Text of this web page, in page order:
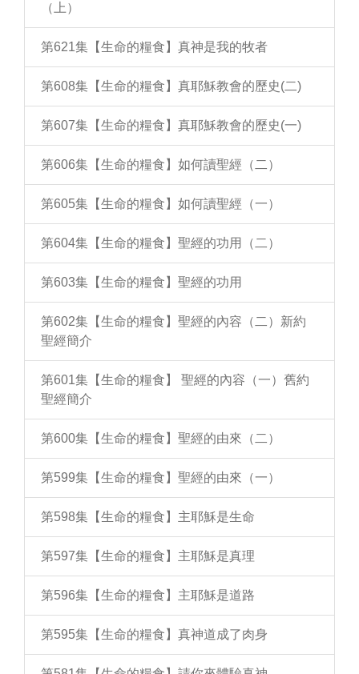
（上）
第621集【生命的糧食】真神是我的牧者
第608集【生命的糧食】真耶穌教會的歷史(二)
第607集【生命的糧食】真耶穌教會的歷史(一)
第606集【生命的糧食】如何讀聖經（二）
第605集【生命的糧食】如何讀聖經（一）
第604集【生命的糧食】聖經的功用（二）
第603集【生命的糧食】聖經的功用
第602集【生命的糧食】聖經的內容（二）新約
聖經簡介
第601集【生命的糧食】 聖經的內容（一）舊約
聖經簡介
第600集【生命的糧食】聖經的由來（二）
第599集【生命的糧食】聖經的由來（一）
第598集【生命的糧食】主耶穌是生命
第597集【生命的糧食】主耶穌是真理
第596集【生命的糧食】主耶穌是道路
第595集【生命的糧食】真神道成了肉身